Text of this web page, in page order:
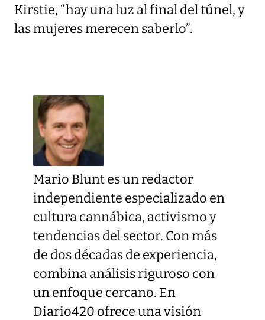
Kirstie, “hay una luz al final del túnel, y
las mujeres merecen saberlo”.
Mario Blunt es un redactor
independiente especializado en
cultura cannábica, activismo y
tendencias del sector. Con más
de dos décadas de experiencia,
combina análisis riguroso con
un enfoque cercano. En
Diario420 ofrece una visión